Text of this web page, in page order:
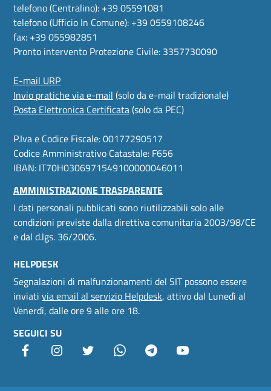
telefono (Centralino): +39 05591081
telefono (Ufficio In Comune): +39 0559108246
fax: +39 055982851
Pronto intervento Protezione Civile: 3357730090
E-mail URP
Invio pratiche via e-mail (solo da e-mail tradizionale)
Posta Elettronica Certificata(solo da PEC)
P.Iva e Codice Fiscale: 00177290517
Codice Amministrativo Catastale: F656
IBAN: IT70H0306971549100000046011
AMMINISTRAZIONE TRASPARENTE
I dati personali pubblicati sono riutilizzabili solo alle
condizioni previste dalla direttiva comunitaria 2003/98/CE
e dal d.lgs. 36/2006.
HELPDESK
Segnalazioni di malfunzionamenti del SIT possono essere
inviati via email al servizio Helpdesk, attivo dal Lunedì al
Venerdì, dalle ore 9 alle ore 18.
SEGUICI SU
Facebook Instagram Twitter Whatsapp Telegram